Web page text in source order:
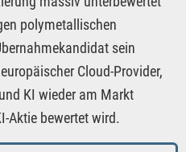
polymetallischen
sein
Cloud-Provider,
KI wieder am Markt
Aktie bewertet wird.